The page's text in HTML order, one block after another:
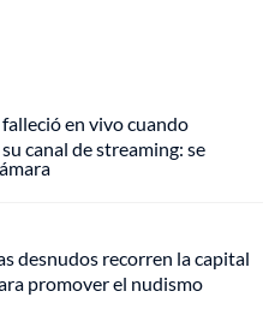
en vivo cuando
canal de streaming: se
desnudos recorren la capital
promover el nudismo